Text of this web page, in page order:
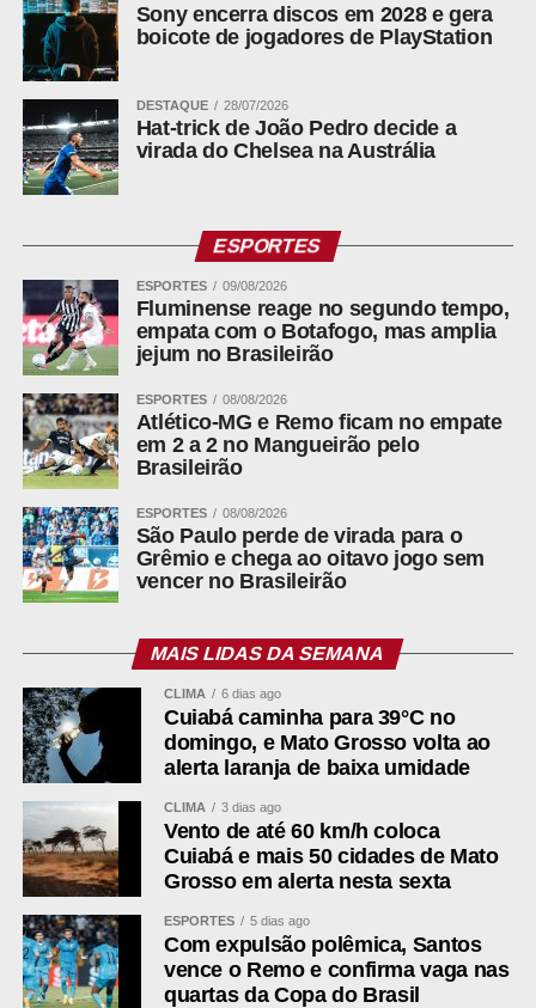
Ação do PL contra jornalista teve
deferimento parcial na Justiça Eleitoral
Também na terça-feira (4), a juíza Glenda Moreira Borges
deferiu em parte pedido do Partido Liberal e mandou
remover, em 24 horas, sob multa diária de R$ 5 mil, uma
publicação de blog e do Instagram que associava
Assembleia Legislativa. A ação corre contra um jornalista
ADVERTISEMENT
A decisão não considerou o texto ilícito. A magistrada
registrou que a Justiça Eleitoral não existe para
assegurar ambiente político livre de críticas ou ironias e
situou a publicação perto da zona protegida pela
imagem que acompanhava o post, uma montagem
identificação exigida pela resolução do TSE. O pedido de
retirada de uma segunda publicação, de 28 de julho, foi
indeferido, assim como o de proibir novos textos sobre o
tema. O jornalista tem dois dias para responder.
O primeiro turno será em 4 de outubro. Os partidos têm
até 15 de agosto para registrar as candidaturas.
Leia também:
Sony encerra discos em 2028 e gera
boicote de jogadores de PlayStation
DESTAQUE 28/07/2026
Hat-trick de João Pedro decide a
virada do Chelsea na Austrália
ESPORTES
ESPORTES 09/08/2026
Fluminense reage no segundo tempo,
empata com o Botafogo, mas amplia
jejum no Brasileirão
ESPORTES 08/08/2026
Atlético-MG e Remo ficam no empate
em 2 a 2 no Mangueirão pelo
Brasileirão
ESPORTES 08/08/2026
São Paulo perde de virada para o
Grêmio e chega ao oitavo jogo sem
vencer no Brasileirão
MAIS LIDAS DA SEMANA
CLIMA 6 dias ago
Cuiabá caminha para 39°C no
domingo, e Mato Grosso volta ao
alerta laranja de baixa umidade
CLIMA 3 dias ago
Vento de até 60 km/h coloca
Cuiabá e mais 50 cidades de Mato
Grosso em alerta nesta sexta
ESPORTES 5 dias ago
Com expulsão polêmica, Santos
vence o Remo e confirma vaga nas
quartas da Copa do Brasil